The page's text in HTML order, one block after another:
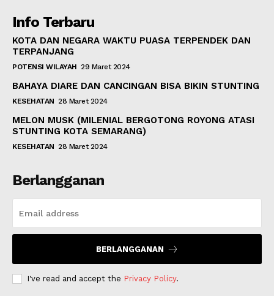
Info Terbaru
KOTA DAN NEGARA WAKTU PUASA TERPENDEK DAN
TERPANJANG
POTENSI WILAYAH 29 Maret 2024
BAHAYA DIARE DAN CANCINGAN BISA BIKIN STUNTING
KESEHATAN 28 Maret 2024
MELON MUSK (MILENIAL BERGOTONG ROYONG ATASI
STUNTING KOTA SEMARANG)
KESEHATAN 28 Maret 2024
Berlangganan
BERLANGGANAN
I've read and accept the Privacy Policy.